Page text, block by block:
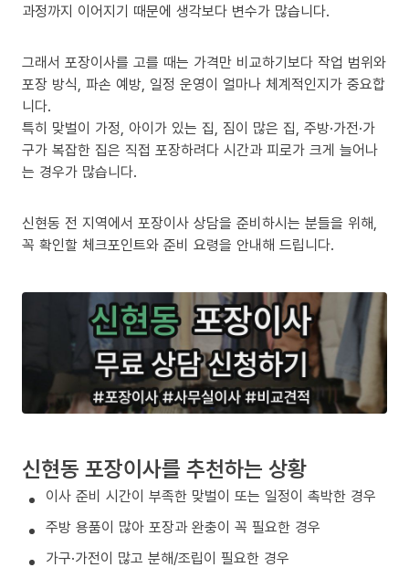
과정까지 이어지기 때문에 생각보다 변수가 많습니다.
그래서 포장이사를 고를 때는 가격만 비교하기보다 작업 범위와
포장 방식, 파손 예방, 일정 운영이 얼마나 체계적인지가 중요합
니다.
특히 맞벌이 가정, 아이가 있는 집, 짐이 많은 집, 주방·가전·가
구가 복잡한 집은 직접 포장하려다 시간과 피로가 크게 늘어나
는 경우가 많습니다.
신현동 전 지역에서 포장이사 상담을 준비하시는 분들을 위해,
꼭 확인할 체크포인트와 준비 요령을 안내해 드립니다.
신현동 포장이사를 추천하는 상황
이사 준비 시간이 부족한 맞벌이 또는 일정이 촉박한 경우
주방 용품이 많아 포장과 완충이 꼭 필요한 경우
가구·가전이 많고 분해/조립이 필요한 경우